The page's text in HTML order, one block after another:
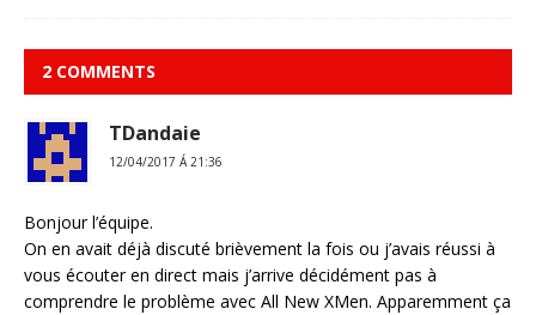
2 COMMENTS
TDandaie
12/04/2017 Á 21:36
Bonjour l’équipe.
On en avait déjà discuté brièvement la fois ou j’avais réussi à
vous écouter en direct mais j’arrive décidément pas à
comprendre le problème avec All New XMen. Apparemment ça